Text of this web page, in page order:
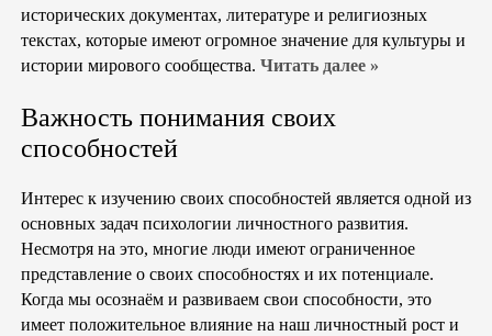
исторических документах, литературе и религиозных
текстах, которые имеют огромное значение для культуры и
истории мирового сообщества. Читать далее »
Важность понимания своих
способностей
Интерес к изучению своих способностей является одной из
основных задач психологии личностного развития.
Несмотря на это, многие люди имеют ограниченное
представление о своих способностях и их потенциале.
Когда мы осознаём и развиваем свои способности, это
имеет положительное влияние на наш личностный рост и